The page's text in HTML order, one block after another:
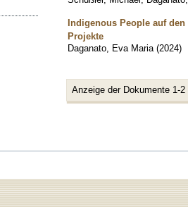
Indigenous People auf
Projekte
Daganato, Eva Maria (2024)
Anzeige der Dokumente 1-2